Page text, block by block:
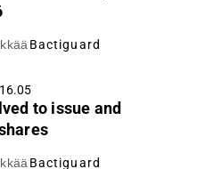
Bactiguard
to issue and
Bactiguard